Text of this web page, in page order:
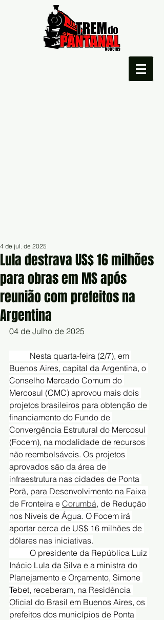
Lula destrava US$ 16 milhões
para obras em MS após
reunião com prefeitos na
Argentina
4 de jul. de 2025
04 de Julho de 2025
Buenos Aires, capital da Argentina, o
Conselho Mercado Comum do
Mercosul (CMC) aprovou mais dois
projetos brasileiros para obtenção de
financiamento do Fundo de
Convergência Estrutural do Mercosul
(Focem), na modalidade de recursos
não reembolsáveis. Os projetos
aprovados são da área de
infraestrutura nas cidades de Ponta
Porã, para Desenvolvimento na Faixa
de Fronteira e Corumbá, de Redução
nos Níveis de Água. O Focem irá
aportar cerca de US$ 16 milhões de
dólares nas iniciativas.
Inácio Lula da Silva e a ministra do
Planejamento e Orçamento, Simone
Tebet, receberam, na Residência
Oficial do Brasil em Buenos Aires, os
prefeitos dos municípios de Ponta